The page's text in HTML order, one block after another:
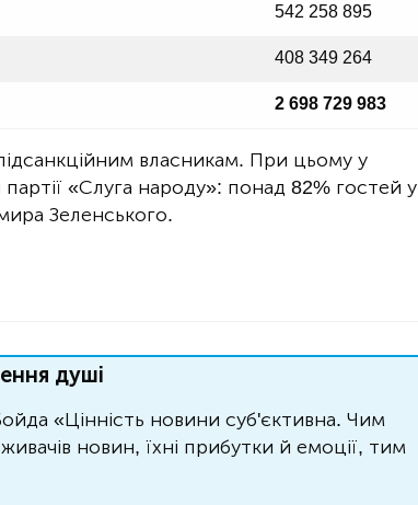
542 258 895
408 349 264
2 698 729 983
власникам. При цьому у
«Слуга народу»: понад 82% гостей у
Зеленського.
душі
«Цінність новини суб'єктивна. Чим
новин, їхні прибутки й емоції, тим